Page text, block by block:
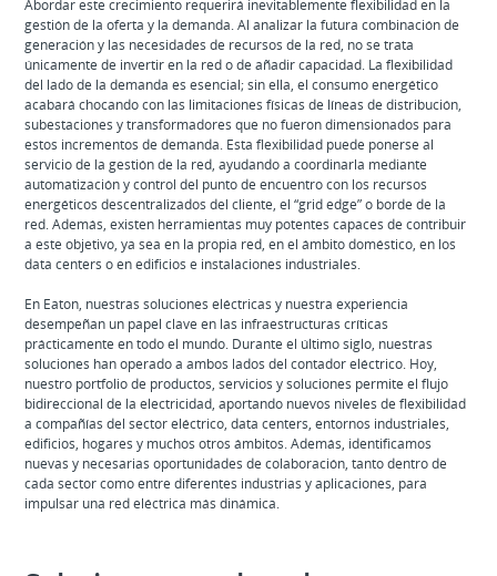
Abordar este crecimiento requerirá inevitablemente flexibilidad en la
gestión de la oferta y la demanda. Al analizar la futura combinación de
generación y las necesidades de recursos de la red, no se trata
únicamente de invertir en la red o de añadir capacidad. La flexibilidad
del lado de la demanda es esencial; sin ella, el consumo energético
acabará chocando con las limitaciones físicas de líneas de distribución,
subestaciones y transformadores que no fueron dimensionados para
estos incrementos de demanda. Esta flexibilidad puede ponerse al
servicio de la gestión de la red, ayudando a coordinarla mediante
automatización y control del punto de encuentro con los recursos
energéticos descentralizados del cliente, el “grid edge” o borde de la
red. Además, existen herramientas muy potentes capaces de contribuir
a este objetivo, ya sea en la propia red, en el ámbito doméstico, en los
data centers o en edificios e instalaciones industriales.
En Eaton, nuestras soluciones eléctricas y nuestra experiencia
desempeñan un papel clave en las infraestructuras críticas
prácticamente en todo el mundo. Durante el último siglo, nuestras
soluciones han operado a ambos lados del contador eléctrico. Hoy,
nuestro portfolio de productos, servicios y soluciones permite el flujo
bidireccional de la electricidad, aportando nuevos niveles de flexibilidad
a compañías del sector eléctrico, data centers, entornos industriales,
edificios, hogares y muchos otros ámbitos. Además, identificamos
nuevas y necesarias oportunidades de colaboración, tanto dentro de
cada sector como entre diferentes industrias y aplicaciones, para
impulsar una red eléctrica más dinámica.